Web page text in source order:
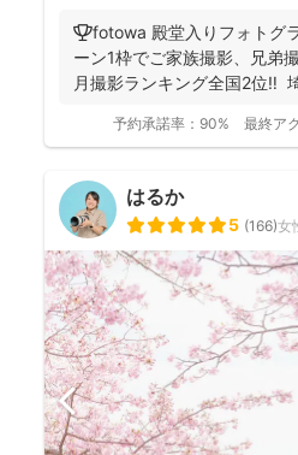
🏆fotowa 殿堂入りフォトグ
ーン1枠でご家族撮影、兄弟
月撮影ランキング全国2位‼️
予約承諾率： 90% 最終ア
はるか
5 (166)女